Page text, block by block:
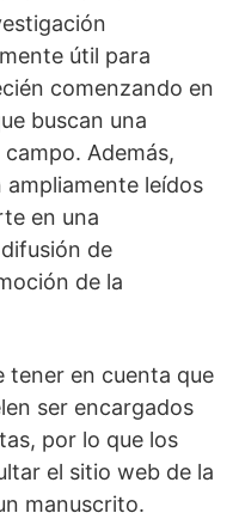
útil para
comenzando en
buscan una
Además,
leídos
en una
de
de la
tener en cuenta que
ser encargados
por lo que los
el sitio web de la
manuscrito.